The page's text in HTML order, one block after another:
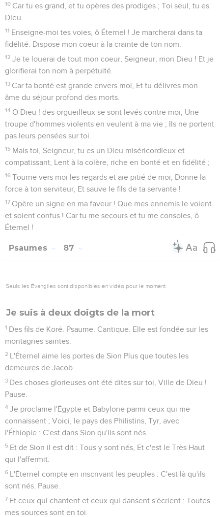
10 Car tu es grand, et tu opères des prodiges ; Toi seul, tu es
Dieu.
11 Enseigne-moi tes voies, ô Éternel ! Je marcherai dans ta
fidélité. Dispose mon coeur à la crainte de ton nom.
12 Je te louerai de tout mon coeur, Seigneur, mon Dieu ! Et je
glorifierai ton nom à perpétuité.
13 Car ta bonté est grande envers moi, Et tu délivres mon
âme du séjour profond des morts.
14 O Dieu ! des orgueilleux se sont levés contre moi, Une
troupe d'hommes violents en veulent à ma vie ; Ils ne portent
pas leurs pensées sur toi.
15 Mais toi, Seigneur, tu es un Dieu miséricordieux et
compatissant, Lent à la colère, riche en bonté et en fidélité ;
16 Tourne vers moi les regards et aie pitié de moi, Donne la
force à ton serviteur, Et sauve le fils de ta servante !
17 Opère un signe en ma faveur ! Que mes ennemis le voient
et soient confus ! Car tu me secours et tu me consoles, ô
Éternel !
Psaumes 87
Seuls les Évangiles sont disponibles en vidéo pour le moment.
Je suis à deux doigts de la mort
1 Des fils de Koré. Psaume. Cantique. Elle est fondée sur les
montagnes saintes.
2 L'Éternel aime les portes de Sion Plus que toutes les
demeures de Jacob.
3 Des choses glorieuses ont été dites sur toi, Ville de Dieu !
Pause.
4 Je proclame l'Égypte et Babylone parmi ceux qui me
connaissent ; Voici, le pays des Philistins, Tyr, avec
l'Éthiopie : C'est dans Sion qu'ils sont nés.
5 Et de Sion il est dit : Tous y sont nés, Et c'est le Très Haut
qui l'affermit.
6 L'Éternel compte en inscrivant les peuples : C'est là qu'ils
sont nés. Pause.
7 Et ceux qui chantent et ceux qui dansent s'écrient : Toutes
mes sources sont en toi.